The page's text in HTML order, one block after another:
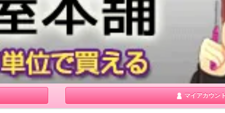
マイアカウン